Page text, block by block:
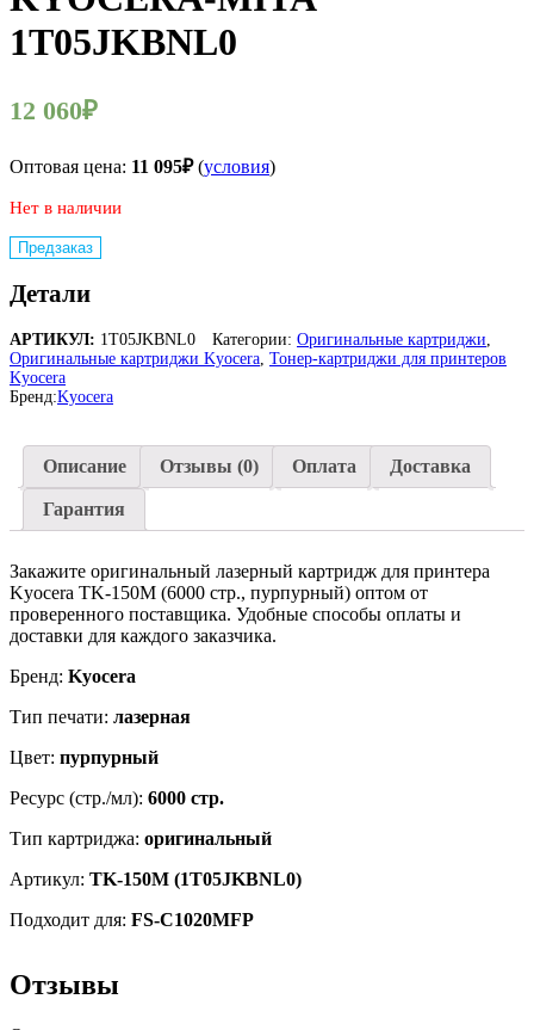
1T05JKBNL0
12 060₽
Оптовая цена: 11 095₽(условия)
Нет в наличии
Предзаказ
Детали
АРТИКУЛ: 1T05JKBNL0 Категории: Оригинальные картриджи
Оригинальные картриджи Kyocera Тонер-картриджи для принтеров
Kyocera
Бренд:Kyocera
Описание Отзывы (0) Оплата Доставка
Гарантия
Закажите оригинальный лазерный картридж для принтера
Kyocera TK-150M (6000 стр., пурпурный) оптом от
проверенного поставщика. Удобные способы оплаты и
доставки для каждого заказчика.
Бренд: Kyocera
Тип печати: лазерная
Цвет: пурпурный
Ресурс (стр./мл): 6000 стр.
Тип картриджа: оригинальный
Артикул: TK-150M (1T05JKBNL0)
Подходит для: FS-C1020MFP
Отзывы